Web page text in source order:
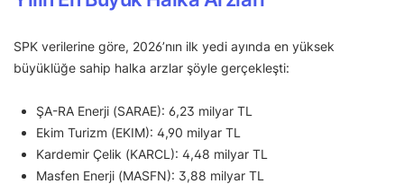
SPK verilerine göre, 2026’nın ilk yedi ayında en yüksek
büyüklüğe sahip halka arzlar şöyle gerçekleşti:
ŞA-RA Enerji (SARAE): 6,23 milyar TL
Ekim Turizm (EKIM): 4,90 milyar TL
Kardemir Çelik (KARCL): 4,48 milyar TL
Masfen Enerji (MASFN): 3,88 milyar TL